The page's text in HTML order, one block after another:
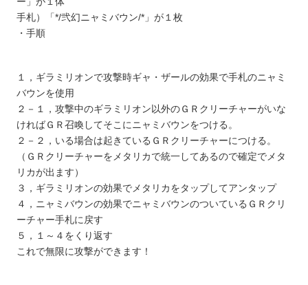
手札）「*/弐幻ニャミバウン/*」が１枚
・手順
１，ギラミリオンで攻撃時ギャ・ザールの効果で手札のニャミ
バウンを使用
２－１，攻撃中のギラミリオン以外のＧＲクリーチャーがいな
ければＧＲ召喚してそこにニャミバウンをつける。
２－２，いる場合は起きているＧＲクリーチャーにつける。
（ＧＲクリーチャーをメタリカで統一してあるので確定でメタ
リカが出ます）
３，ギラミリオンの効果でメタリカをタップしてアンタップ
４，ニャミバウンの効果でニャミバウンのついているＧＲクリ
ーチャー手札に戻す
５，１～４をくり返す
これで無限に攻撃ができます！